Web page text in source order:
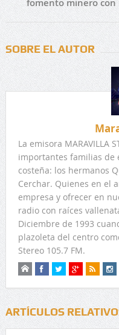
fomento minero con
SOBRE EL AUTOR
La emisora MARAVILLA
importantes familias de
costeña: los hermanos
Cerchar. Quienes en el
empresa y ofrecer en
radio con raíces
Diciembre de 1993
plazoleta del centro
Stereo 105.7 FM.
ARTÍCULOS